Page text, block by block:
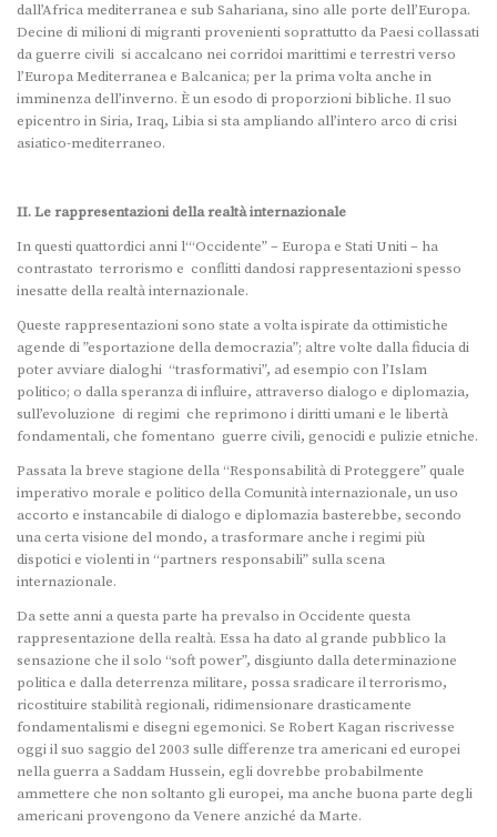
dall’Africa mediterranea e sub Sahariana, sino alle porte dell’Europa.
Decine di milioni di migranti provenienti soprattutto da Paesi collassati
da guerre civili si accalcano nei corridoi marittimi e terrestri verso
l’Europa Mediterranea e Balcanica; per la prima volta anche in
imminenza dell’inverno. È un esodo di proporzioni bibliche. Il suo
epicentro in Siria, Iraq, Libia si sta ampliando all’intero arco di crisi
asiatico-mediterraneo.
II. Le rappresentazioni della realtà internazionale
In questi quattordici anni l‘“Occidente” – Europa e Stati Uniti – ha
contrastato terrorismo e conflitti dandosi rappresentazioni spesso
inesatte della realtà internazionale.
Queste rappresentazioni sono state a volta ispirate da ottimistiche
agende di ”esportazione della democrazia”; altre volte dalla fiducia di
poter avviare dialoghi “trasformativi”, ad esempio con l’Islam
politico; o dalla speranza di influire, attraverso dialogo e diplomazia,
sull’evoluzione di regimi che reprimono i diritti umani e le libertà
fondamentali, che fomentano guerre civili, genocidi e pulizie etniche.
Passata la breve stagione della “Responsabilità di Proteggere” quale
imperativo morale e politico della Comunità internazionale, un uso
accorto e instancabile di dialogo e diplomazia basterebbe, secondo
una certa visione del mondo, a trasformare anche i regimi più
dispotici e violenti in “partners responsabili” sulla scena
internazionale.
Da sette anni a questa parte ha prevalso in Occidente questa
rappresentazione della realtà. Essa ha dato al grande pubblico la
sensazione che il solo “soft power”, disgiunto dalla determinazione
politica e dalla deterrenza militare, possa sradicare il terrorismo,
ricostituire stabilità regionali, ridimensionare drasticamente
fondamentalismi e disegni egemonici. Se Robert Kagan riscrivesse
oggi il suo saggio del 2003 sulle differenze tra americani ed europei
nella guerra a Saddam Hussein, egli dovrebbe probabilmente
ammettere che non soltanto gli europei, ma anche buona parte degli
americani provengono da Venere anziché da Marte.